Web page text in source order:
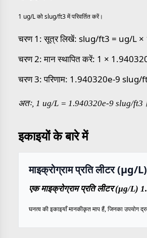
1 ug/L को slug/ft3 में परिवर्तित करें।
चरण 1: सूत्र लिखें: slug/ft3 = ug/L
चरण 2: मान स्थापित करें: 1 ×
चरण 3: परिणाम: 1.940320e-9 slug/
अतः, 1 ug/L = 1.940320e-9 slug/
इकाइयों के बारे में
माइक्रोग्राम प्रति लीटर (µg/L)
एक माइक्रोग्राम प्रति लीटर (µg/L)
घनत्व की इकाइयाँ मानकीकृत माप हैं, जिनका उपयोग